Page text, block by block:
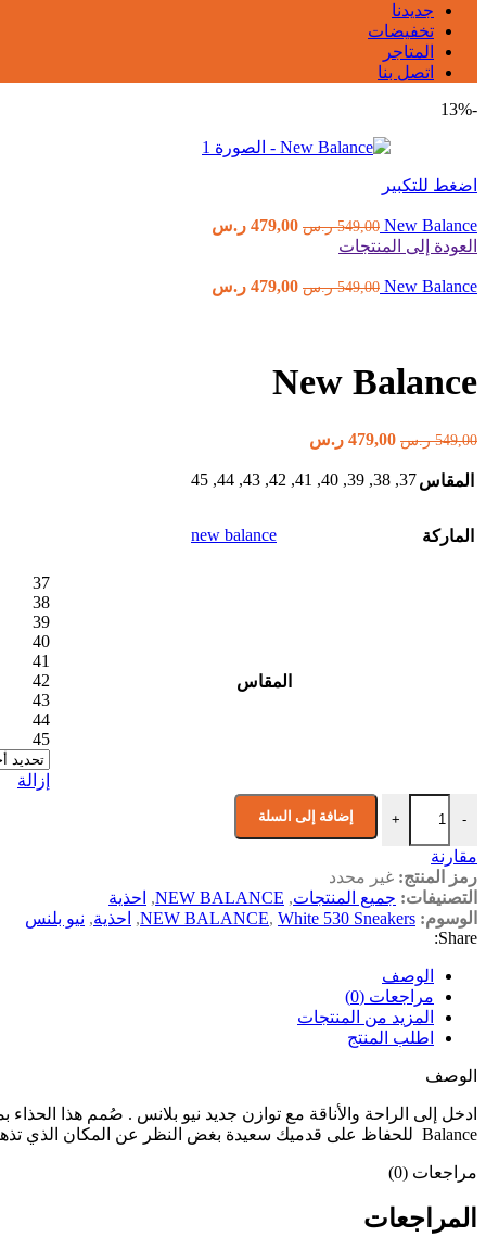
جديدنا
تخفيضات
المتاجر
اتصل بنا
-13%
اضغط للتكبير
New Balance
549,00 ر.س السعر
549,00 ر.س.
479,00 ر.س
العودة إلى المنتجات
New Balance
549,00 ر.س السعر
479,00 ر.س
New Balance
549,00 ر.س السعر
هو:
479,00 ر.س
هو:
المقاس37
,
38
,
39
,
40
,
41
,
42
,
43
,
44
,
45
الماركة new balance
المقاس
37
38
39
40
41
42
43
44
45
إزالة
-
+ إضافة إلى السلة
مقارنة
رمز المنتج: غير محدد
التصنيفات: جميع المنتجات,
NEW BALANCE
, احذية
الوسوم:
NEW BALANCE, White 530 Sneakers
, احذية, نيو بلنس
Share:
الوصف
مراجعات (0)
المزيد من المنتجات
اطلب المنتج
الوصف
Balance للحفاظ على قدميك سعيدة بغض النظر عن المكان الذي تذهب إليه.
مراجعات (0)
المراجعات